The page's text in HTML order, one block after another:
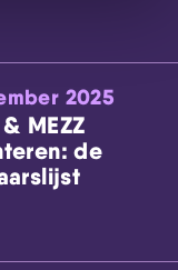
2025
MEZZ
de